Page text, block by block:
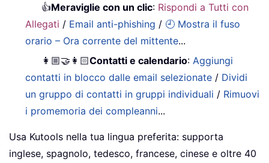
👍Meraviglie con un clic: Rispondi a Tutti con
Allegati / Email anti-phishing / 🕘 Mostra il fuso
orario – Ora corrente del mittente...
👩🏼‍🤝‍👩🏻Contatti e calendario: Aggiungi
contatti in blocco dalle email selezionate / Dividi
un gruppo di contatti in gruppi individuali / Rimuovi
i promemoria dei compleanni...
Usa Kutools nella tua lingua preferita: supporta
inglese, spagnolo, tedesco, francese, cinese e oltre 40